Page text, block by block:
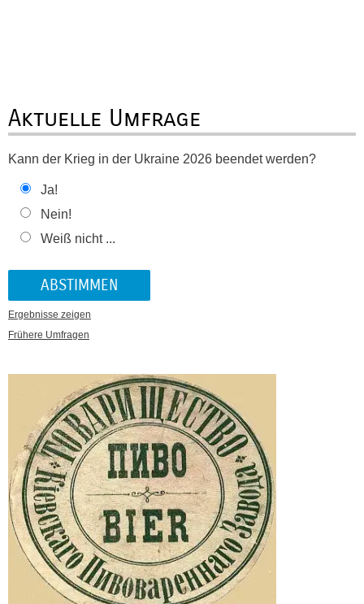
Aktuelle Umfrage
Kann der Krieg in der Ukraine 2026 beendet werden?
Ja!
Nein!
Weiß nicht ...
Ergebnisse zeigen
Frühere Umfragen